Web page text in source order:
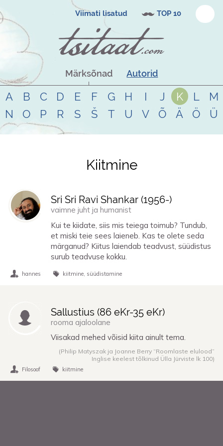
Viimati lisatud TOP 10
Märksõnad Autorid
A B C D E F G H I J K L
M
N
O P R S Š T U V Õ Ä Ö Ü
Tsitaadid teemal kiitmine
Kiitmine
Sri Sri Ravi Shankar (1956-)
vaimne juht ja humanist
Kui te kiidate, siis mis teiega toimub? Tundub,
et miski teie sees laieneb. Kas te olete seda
märganud? Kiitus laiendab teadvust, süüdistus
surub teadvuse kokku.
hannes kiitmine süüdistamine
Sallustius (86 eKr-35 eKr)
rooma ajaloolane
Viisakad mehed võisid kiita ainult tema.
(Philip Matyszak ja Joanne Berry “Roomlaste elulood”
Inglise keelest tõlkinud Ülla Jürviste lk 100)
Filosoof kiitmine